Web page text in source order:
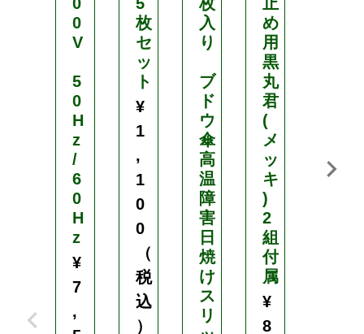
0
V
5
0
H
z
/
6
0
H
z
¥
7
,
枚
セ
ッ
ト
¥
1
,
1
0
0
（
税
込
）
入
り
ブ
ド
ウ
傘
高
温
障
害
日
焼
け
ス
リ
め
用
黒
丸
君
(
メ
ッ
キ
)
2
組
付
属
¥
8
株
間